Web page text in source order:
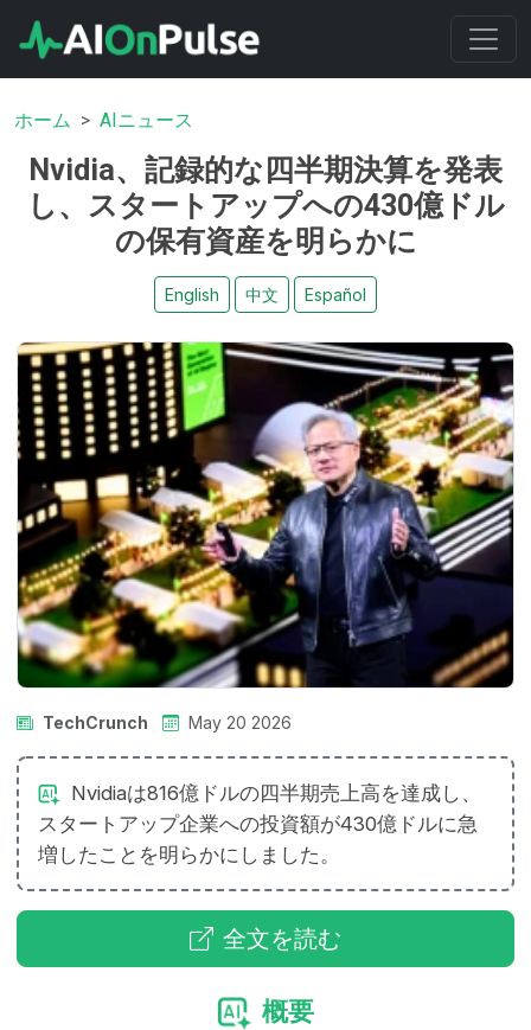
ホーム AIニュース
Nvidia、記録的な四半期決算を発表
し、スタートアップへの430億ドル
の保有資産を明らかに
English 中文 Español
TechCrunch May 20 2026
Nvidiaは816億ドルの四半期売上高を達成し、
スタートアップ企業への投資額が430億ドルに急
増したことを明らかにしました。
全文を読む
概要